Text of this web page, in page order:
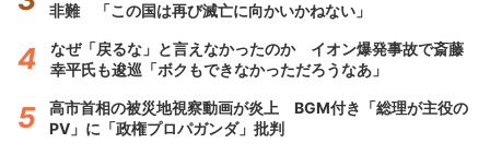
非難 「この国は再び滅亡に向かいかねない」
なぜ「戻るな」と言えなかったのか イオン爆発事故で斎藤
幸平氏も逡巡「ボクもできなかっただろうなあ」
高市首相の被災地視察動画が炎上 BGM付き「総理が主役の
PV」に「政権プロパガンダ」批判